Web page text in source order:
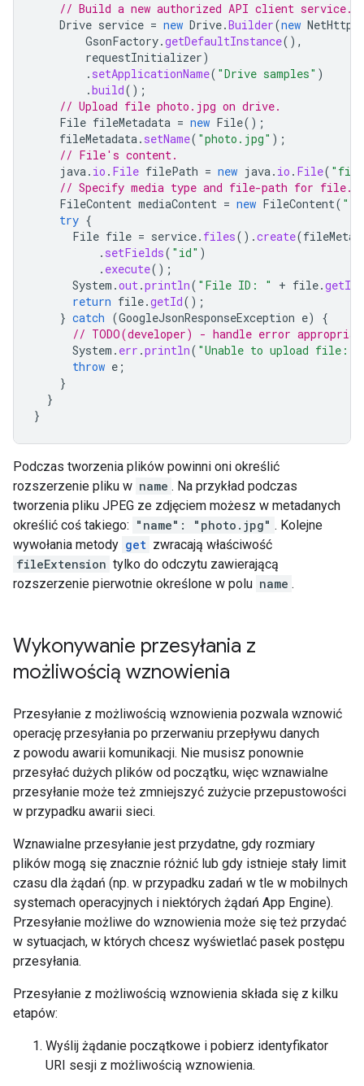
// Build a new authorized API client service.
Drive service = new Drive.Builder(new
GsonFactory.getDefaultInstance(),
requestInitializer)
. setApplicationName( "Drive samples" )
.build();
// Upload file photo.jpg on drive.
File fileMetadata = new File();
fileMetadata. setName( "photo.jpg" );
// File's content.
java. io . File filePath = new java. io . File(
// Specify media type and file-path for file.
FileContent mediaContent = new FileContent(
try {
File file = service. files().create(
. setFields( "id" )
. execute();
System .out.println( "File ID: " + file.getId
return file.getId();
} catch (GoogleJsonResponseException e)
{
// TODO(developer) - handle error
System . err .println( "Unable to upload file: "
throw e ;
}
}
}
Podczas tworzenia plików powinni oni określić
rozszerzenie pliku w name . Na przykład podczas
tworzenia pliku JPEG ze zdjęciem możesz w metadanych
określić coś takiego: "name": "photo.jpg" . Kolejne
wywołania metody get zwracają właściwość
fileExtension tylko do odczytu zawierającą
rozszerzenie pierwotnie określone w polu name .
Wykonywanie przesyłania z
możliwością wznowienia
Przesyłanie z możliwością wznowienia pozwala wznowić
operację przesyłania po przerwaniu przepływu danych
z powodu awarii komunikacji. Nie musisz ponownie
przesyłać dużych plików od początku, więc wznawialne
przesyłanie może też zmniejszyć zużycie przepustowości
w przypadku awarii sieci.
Wznawialne przesyłanie jest przydatne, gdy rozmiary
plików mogą się znacznie różnić lub gdy istnieje stały limit
czasu dla żądań (np. w przypadku zadań w tle w mobilnych
systemach operacyjnych i niektórych żądań App Engine).
Przesyłanie możliwe do wznowienia może się też przydać
w sytuacjach, w których chcesz wyświetlać pasek postępu
przesyłania.
Przesyłanie z możliwością wznowienia składa się z kilku
etapów:
Wyślij żądanie początkowe i pobierz identyfikator
URI sesji z możliwością wznowienia.